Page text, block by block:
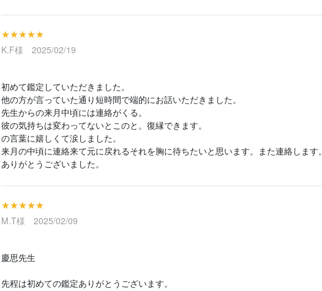
★★★★★
K.F様 2025/02/19
初めて鑑定していただきました。
他の方が言っていた通り短時間で端的にお話いただきました。
先生からの来月中頃には連絡がくる。
彼の気持ちは変わってないとこのと。復縁できます。
の言葉に嬉しくて涙しました。
来月の中頃に連絡来て元に戻れるそれを胸に待ちたいと思います。また連絡します。
ありがとうございました。
★★★★★
M.T様 2025/02/09
慶思先生
先程は初めての鑑定ありがとうございます。